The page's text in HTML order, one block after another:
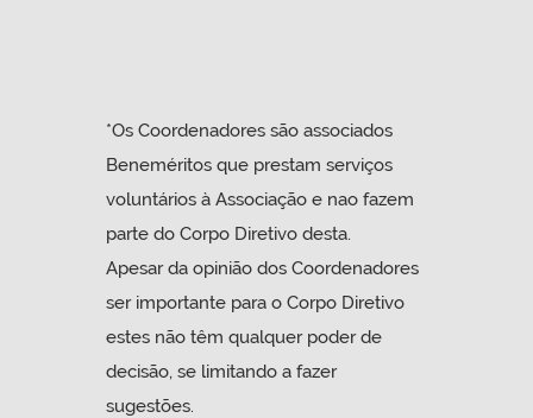
*Os Coordenadores são associados
Beneméritos que prestam serviços
voluntários à Associação e nao fazem
parte do Corpo Diretivo desta.
Apesar da opinião dos Coordenadores
ser importante para o Corpo Diretivo
estes não têm qualquer poder de
decisão, se limitando a fazer
sugestões.